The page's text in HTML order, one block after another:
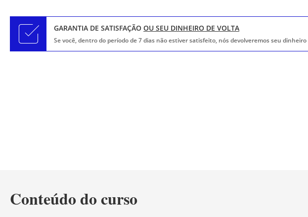
GARANTIA DE SATISFAÇÃOOU SEU DINHEIRO DE VOLTA
Se você, dentro do período de 7 dias não estiver satisfeito, nós devolveremos seu dinheiro
Conteúdo do curso